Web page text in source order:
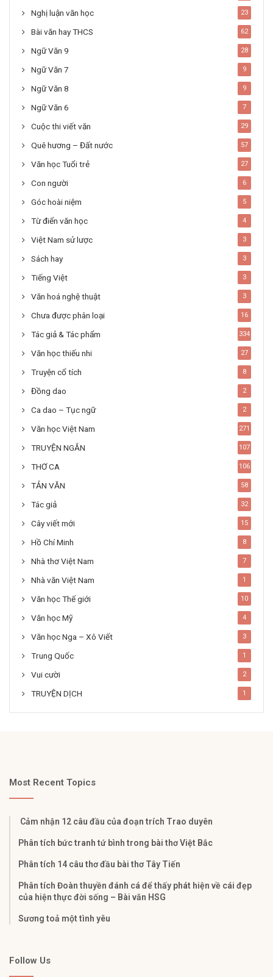
Nghị luận văn học 23
Bài văn hay THCS 62
Ngữ Văn 9 28
Ngữ Văn 7 9
Ngữ Văn 8 9
Ngữ Văn 6 7
Cuộc thi viết văn 29
Quê hương – Đất nước 57
Văn học Tuổi trẻ 27
Con người 6
Góc hoài niệm 5
Từ điển văn học 4
Việt Nam sử lược 3
Sách hay 3
Tiếng Việt 3
Văn hoá nghệ thuật 3
Chưa được phân loại 16
Tác giả & Tác phẩm 334
Văn học thiếu nhi 27
Truyện cổ tích 8
Đồng dao 2
Ca dao – Tục ngữ 2
Văn học Việt Nam 271
TRUYỆN NGẮN 107
THƠ CA 106
TẢN VĂN 58
Tác giả 32
Cây viết mới 15
Hồ Chí Minh 8
Nhà thơ Việt Nam 7
Nhà văn Việt Nam 1
Văn học Thế giới 10
Văn học Mỹ 4
Văn học Nga – Xô Viết 3
Trung Quốc 1
Vui cười 2
TRUYỆN DỊCH 1
Most Recent Topics
Cảm nhận 12 câu đầu của đoạn trích Trao duyên
Phân tích bức tranh tứ bình trong bài thơ Việt Bắc
Phân tích 14 câu thơ đầu bài thơ Tây Tiến
Phân tích Đoàn thuyền đánh cá để thấy phát hiện về cái đẹp
của hiện thực đời sống – Bài văn HSG
Sương toả một tình yêu
Follow Us